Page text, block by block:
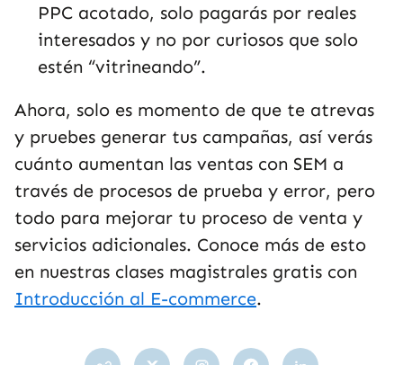
PPC acotado, solo pagarás por reales
interesados y no por curiosos que solo
estén “vitrineando”.
Ahora, solo es momento de que te atrevas
y pruebes generar tus campañas, así verás
cuánto aumentan las ventas con SEM a
través de procesos de prueba y error, pero
todo para mejorar tu proceso de venta y
servicios adicionales. Conoce más de esto
en nuestras clases magistrales gratis con
Introducción al E-commerce.